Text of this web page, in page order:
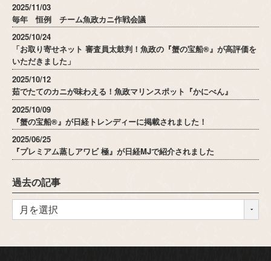
2025/11/03
毎年 恒例 チーム魚政カニ作戦会議
2025/10/24
「お取り寄せネット 審査員太鼓判！魚政の『蟹の宝船®』が高評価を
いただきました」
2025/10/12
茹でたてのカニが味わえる！魚政マリンスポット『かにべん』
2025/10/09
『蟹の宝船®』が日経トレンディーに掲載されました！
2025/06/25
『プレミアム蒸しアワビ 極』が日経MJで紹介されました
過去の記事